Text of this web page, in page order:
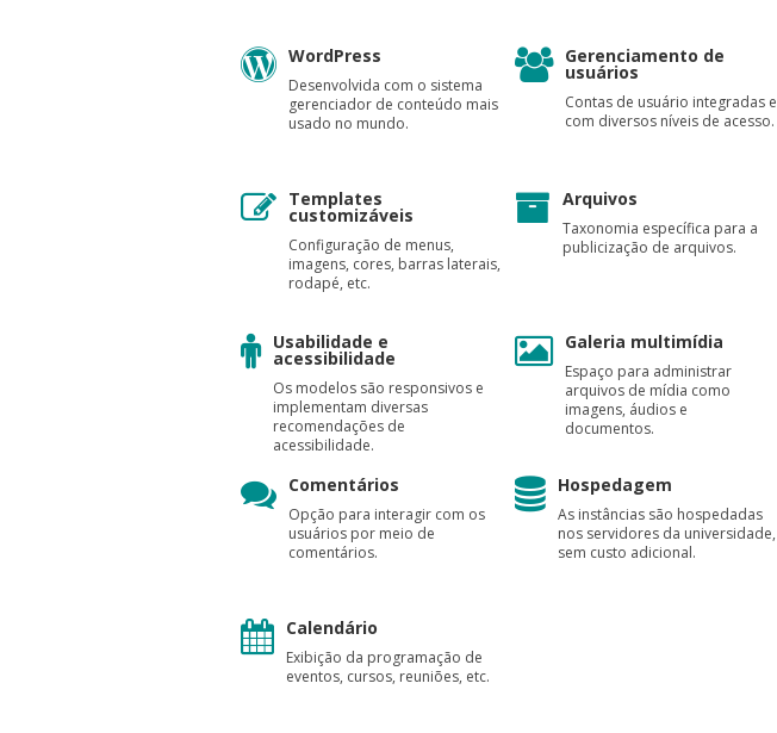
WordPress
Desenvolvida com o sistema
gerenciador de conteúdo mais
usado no mundo.
Gerenciamento de
usuários
Contas de usuário integradas e
com diversos níveis de acesso.
Templates
customizáveis
Configuração de menus,
imagens, cores, barras laterais,
rodapé, etc.
Arquivos
Taxonomia específica para a
publicização de arquivos.
Usabilidade e
acessibilidade
Os modelos são responsivos e
implementam diversas
recomendações de
acessibilidade.
Galeria multimídia
Espaço para administrar
arquivos de mídia como
imagens, áudios e
documentos.
Comentários
Opção para interagir com os
usuários por meio de
comentários.
Hospedagem
As instâncias são hospedadas
nos servidores da universidade,
sem custo adicional.
Calendário
Exibição da programação de
eventos, cursos, reuniões, etc.